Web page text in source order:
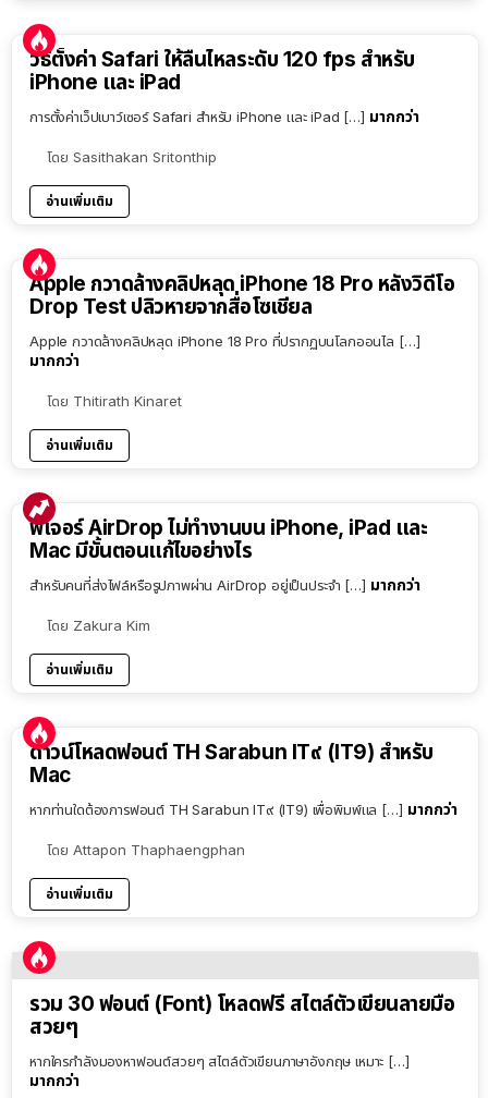
วิธีตั้งค่า Safari ให้ลื่นไหลระดับ 120 fps สำหรับ
iPhone และ iPad
การตั้งค่าเว็ปเบาว์เซอร์ Safari สำหรับ iPhone และ iPad […] มากกว่า
โดย Sasithakan Sritonthip
อ่านเพิ่มเติม
Apple กวาดล้างคลิปหลุด iPhone 18 Pro หลังวิดีโอ
Drop Test ปลิวหายจากสื่อโซเชียล
Apple กวาดล้างคลิปหลุด iPhone 18 Pro ที่ปรากฏบนโลกออนไล […]
มากกว่า
โดย Thitirath Kinaret
อ่านเพิ่มเติม
ฟีเจอร์ AirDrop ไม่ทำงานบน iPhone, iPad และ
Mac มีขั้นตอนแก้ไขอย่างไร
สำหรับคนที่ส่งไฟล์หรือรูปภาพผ่าน AirDrop อยู่เป็นประจำ […] มากกว่า
โดย Zakura Kim
อ่านเพิ่มเติม
ดาวน์โหลดฟอนต์ TH Sarabun IT๙ (IT9) สำหรับ
Mac
หากท่านใดต้องการฟอนต์ TH Sarabun IT๙ (IT9) เพื่อพิมพ์แล […] มากกว่า
โดย Attapon Thaphaengphan
อ่านเพิ่มเติม
รวม 30 ฟอนต์ (Font) โหลดฟรี สไตล์ตัวเขียนลายมือ
สวยๆ
หากใครกำลังมองหาฟอนต์สวยๆ สไตล์ตัวเขียนภาษาอังกฤษ เหมาะ […]
มากกว่า